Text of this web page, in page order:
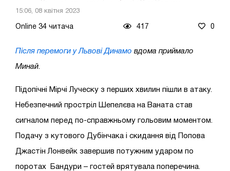
15:06, 08 квітня 2023
Online 34 читача 417 0
Після перемоги у Львові Динамо вдома приймало
Минай
Підопічні Мірчі Луческу з перших хвилин пішли в атаку.
Небезпечний простріл Шепелєва на Ваната став
сигналом перед по-справжньому гольовим моментом.
Подачу з кутового Дубінчака і скидання від Попова
Джастін Лонвейк завершив потужним ударом по
поротах Бандури – гостей врятувала поперечина.